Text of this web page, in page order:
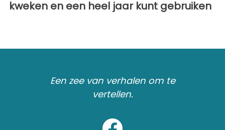
kweken en een heel jaar kunt gebruiken
Een zee van verhalen om te
vertellen.